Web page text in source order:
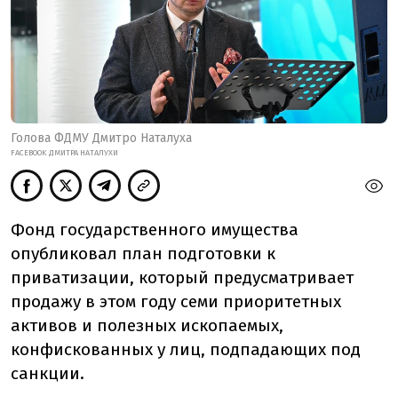
Голова ФДМУ Дмитро Наталуха
FACEBOOK ДМИТРА НАТАЛУХИ
Фонд государственного имущества
опубликовал план подготовки к
приватизации, который предусматривает
продажу в этом году семи приоритетных
активов и полезных ископаемых,
конфискованных у лиц, подпадающих под
санкции.